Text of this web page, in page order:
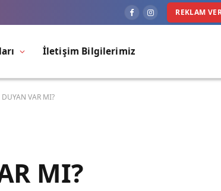
FacebookInstagramREKLAM
İletişim Bilgilerimiz
VAR MI?
MI?